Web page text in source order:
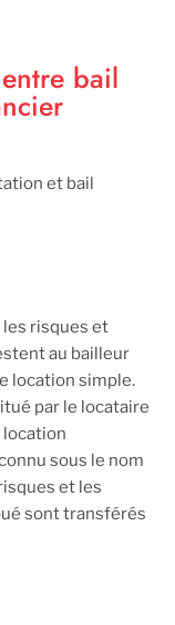
bail
et bail
risques et
au bailleur
location simple.
par le locataire
location
sous le nom
et les
sont transférés